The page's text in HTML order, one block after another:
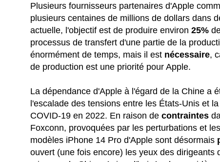
Plusieurs fournisseurs partenaires d'Apple
plusieurs centaines de millions de dollars dans
actuelle, l'objectif est de produire environ25%
processus de transfert d'une partie de la
énormément de temps, mais il est nécessaire,
de production est une priorité pour Apple.
La dépendance d'Apple à l'égard de la Chine a
l'escalade des tensions entre les États-Unis et
COVID-19 en 2022. En raison decontraintes
Foxconn, provoquées par les perturbations et
modèles iPhone 14 Pro d'Apple sont désormais
ouvert (une fois encore) les yeux des dirigeants